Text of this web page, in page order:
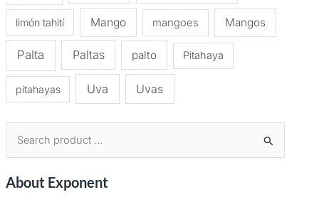
limón tahití Mango mangoes Mangos
Palta Paltas palto Pitahaya
pitahayas Uva Uvas
s
About Exponent